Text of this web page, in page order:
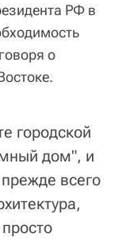
РФ в
о
городской
дом", и
всего